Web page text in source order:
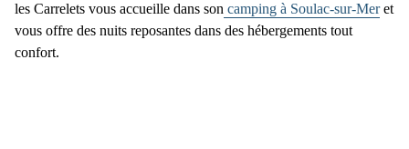
les Carrelets vous accueille dans son camping à Soulac-sur-Meret
vous offre des nuits reposantes dans des hébergements tout
confort.